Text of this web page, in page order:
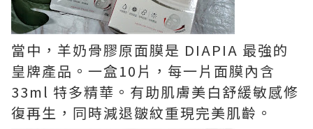
當中，羊奶骨膠原面膜是 DIAPIA 最強的
皇牌產品。一盒10片，每一片面膜內含
33ml 特多精華。有助肌膚美白舒緩敏感修
復再生，同時減退皺紋重現完美肌齡。